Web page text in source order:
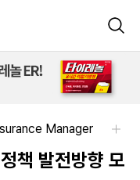
Manager
책 발전방향 모